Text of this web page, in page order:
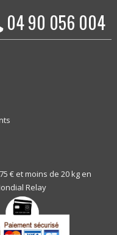
04 90 056 004
€ et moins de 20 kg en
Relay